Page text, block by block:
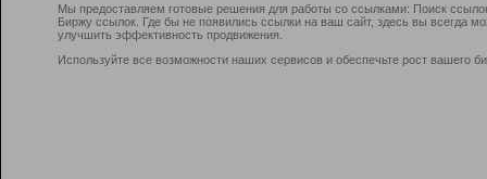
Мы предоставляем готовые решения для работы со ссылками: Поиск
Биржу ссылок. Где бы не появились ссылки на ваш сайт, здесь вы всегда
улучшить эффективность продвижения.
Используйте все возможности наших сервисов и обеспечьте рост вашего